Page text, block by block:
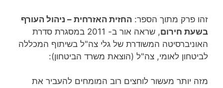
זהו פרק מתוך הספר: החזית האזרחית – ניהול העורף
בשעת חירום
, שראה אור ב- 2011 במסגרת סדרת
האוניברסיטה המשודרת של גלי צה"ל בשיתוף המכללה
לביטחון לאומי, צה"ל (הוצאת משרד הביטחון):
מזה יותר מעשור לוחצים רוב המומחים להעביר את